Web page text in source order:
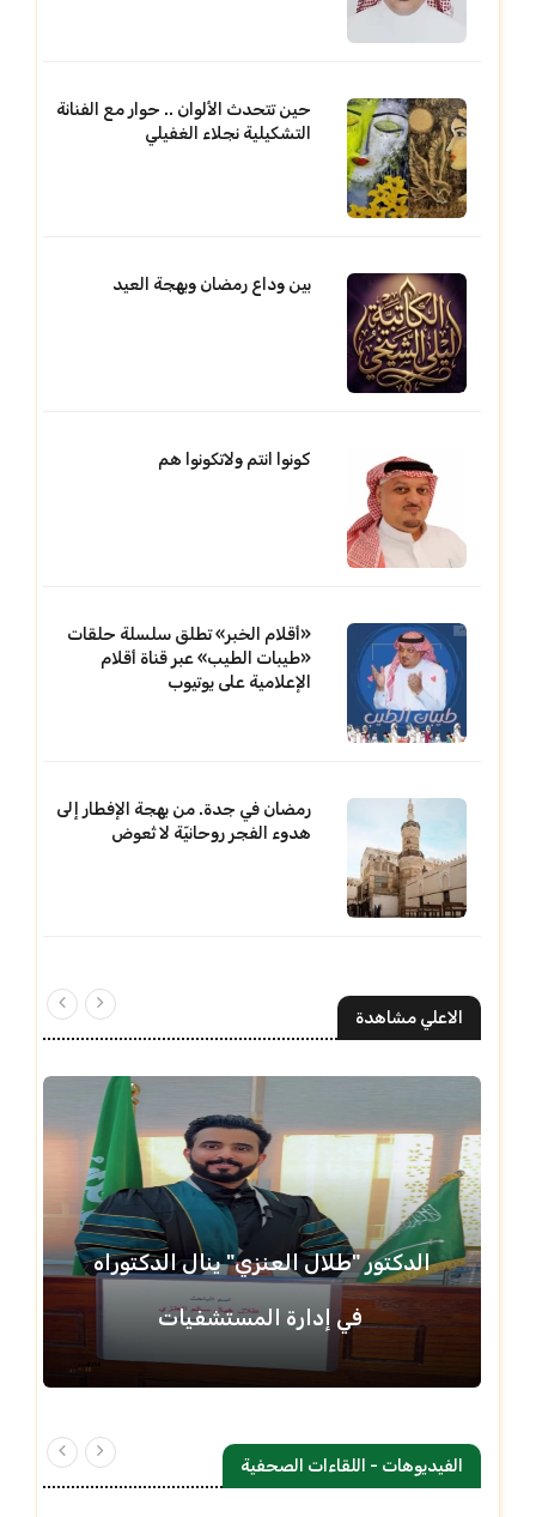
حين تتحدث الألوان .. حوار مع الفنانة
التشكيلية نجلاء الغفيلي
بين وداع رمضان وبهجة العيد
كونوا انتم ولاتكونوا هم
«أقلام الخبر» تطلق سلسلة حلقات
«طيبات الطيب» عبر قناة أقلام
الإعلامية على يوتيوب
رمضان في جدة. من بهجة الإفطار إلى
هدوء الفجر روحانيّة لا تُعوض
الاعلي مشاهدة
الدكتور "طلال العنزي" ينال الدكتوراه
في إدارة المستشفيات
الفيديوهات - اللقاءات الصحفية